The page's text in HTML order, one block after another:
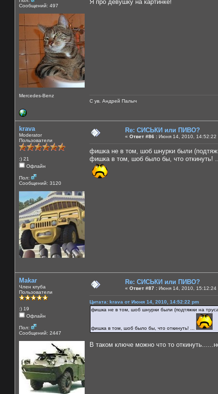
Сообщений: 497
Mercedes-Benz
Я про девушку на картинке!
С ув. Андрей Палыч
krava
Moderator
Пользователи
:) 21
Офлайн
Пол:
Сообщений: 3120
Re: СИСЬКИ или ПИВО?
« Ответ #86 : Июня 14, 2010, 14:52:22
фишка не в том, шоб шнурки были
фишка в том, шоб было бы, что откинуть!
Makar
Член клуба
Пользователи
:) 19
Офлайн
Пол:
Сообщений: 2447
Re: СИСЬКИ или ПИВО?
« Ответ #87 : Июня 14, 2010, 15:12:24
Цитата: krava от Июня 14, 2010, 14:52:22 pm
фишка не в том, шоб шнурки были (подтяжки на
фишка в том, шоб было бы, что откинуть! ...
В таком ключе можно что то